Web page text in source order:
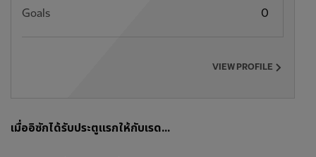
Goals 0
VIEW PROFILE
เมื่ออิซักได้รับประตูแรกให้กับเรด...